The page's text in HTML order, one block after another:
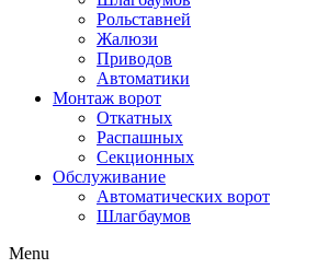
Рольставней
Жалюзи
Приводов
Автоматики
Монтаж ворот
Откатных
Распашных
Секционных
Обслуживание
Автоматических ворот
Шлагбаумов
Menu